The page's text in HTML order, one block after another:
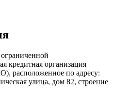
кредитная организация
расположенное по адресу:
улица, дом 82, строение